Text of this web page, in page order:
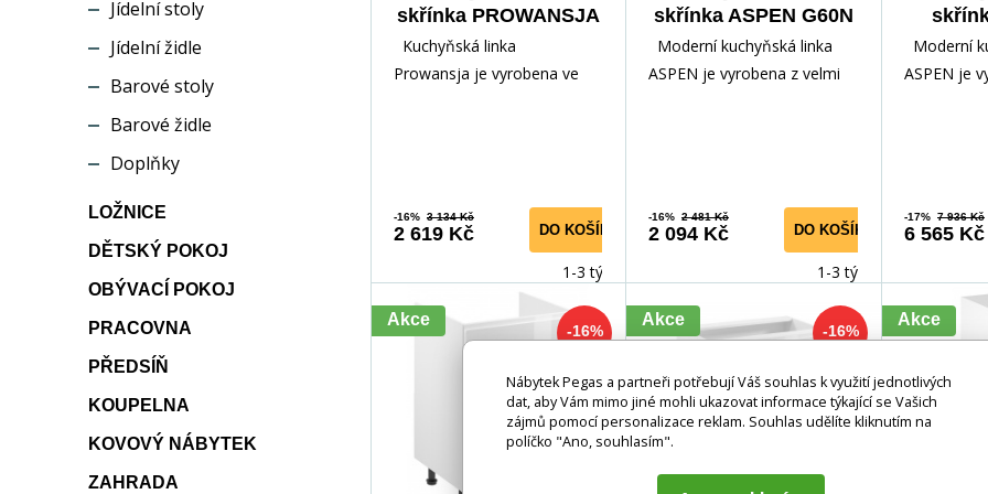
Jídelní stoly
Jídelní židle
Barové stoly
Barové židle
Doplňky
LOŽNICE
DĚTSKÝ POKOJ
OBÝVACÍ POKOJ
PRACOVNA
PŘEDSÍŇ
KOUPELNA
KOVOVÝ NÁBYTEK
ZAHRADA
skřínka PROWANSJA
D90N, Bílá/Borovice
Andersen
Kuchyňská linka
Prowansja je vyrobena ve
-16% 3 134 Kč
2 619 Kč DO KOŠÍKU
1-3 týdny
skřínka ASPEN G60N
- Levá, Bílá/Bílý lesk
Moderní kuchyňská linka
ASPEN je vyrobena z velmi
-16% 2 481 Kč
2 094 Kč DO KOŠÍKU
1-3 týdny
D60R
Moderní
ASPEN je
-17% 7 936 Kč
6 565 Kč
-16%
Akce
-16%
Akce Akce
Nábytek Pegas a partneři potřebují Váš souhlas k využití jednotlivých
dat, aby Vám mimo jiné mohli ukazovat informace týkající se Vašich
zájmů pomocí personalizace reklam. Souhlas udělíte kliknutím na
políčko "Ano, souhlasím".